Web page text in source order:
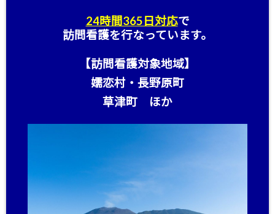
24時間365日対応で
訪問看護を行なっています。
【訪問看護対象地域】
嬬恋村・長野原町
草津町 ほか